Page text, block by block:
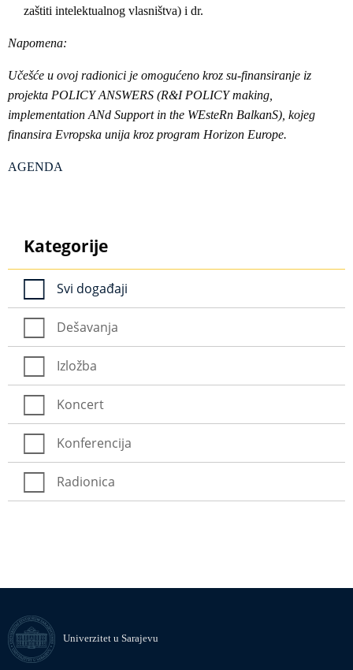
zaštiti intelektualnog vlasništva) i dr.
Napomena:
Učešće u ovoj radionici je omogućeno kroz su-finansiranje iz
projekta POLICY ANSWERS (R&I POLICY making,
implementation ANd Support in the WEsteRn BalkanS), kojeg
finansira Evropska unija kroz program Horizon Europe.
AGENDA
Kategorije
Svi događaji
Dešavanja
Izložba
Koncert
Konferencija
Radionica
Univerzitet u Sarajevu